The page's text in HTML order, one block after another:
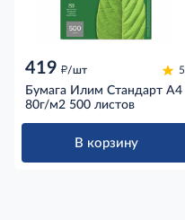
419 д/шт 5
Бумага Илим Стандарт А4
80г/м2 500 листов
В корзину